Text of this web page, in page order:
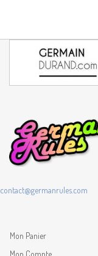
contact@germanrules.com
Mon Panier
Mon Compte